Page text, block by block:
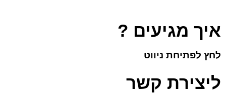
איך מגיעים ?
לחץ לפתיחת ניווט
ליצירת קשר